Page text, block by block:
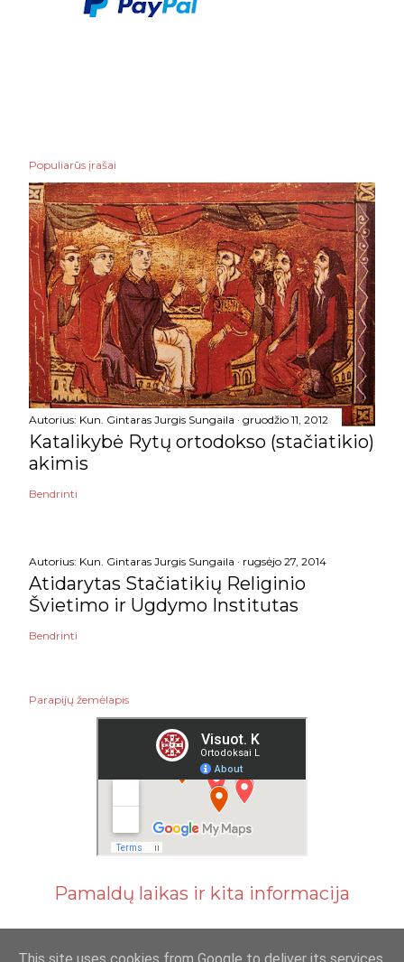
Populiarūs įrašai
Autorius: Kun. Gintaras Jurgis Sungaila gruodžio 11, 2012
Katalikybė Rytų ortodokso (stačiatikio)
akimis
Bendrinti
Autorius: Kun. Gintaras Jurgis Sungaila rugsėjo 27, 2014
Atidarytas Stačiatikių Religinio
Švietimo ir Ugdymo Institutas
Bendrinti
Parapijų žemėlapis
Pamaldų laikas ir kita informacija